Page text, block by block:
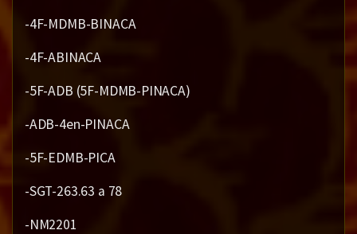
-4F-MDMB-BINACA
-4F-ABINACA
-5F-ADB (5F-MDMB-PINACA)
-ADB-4en-PINACA
-5F-EDMB-PICA
-SGT-263.63 a 78
-NM2201